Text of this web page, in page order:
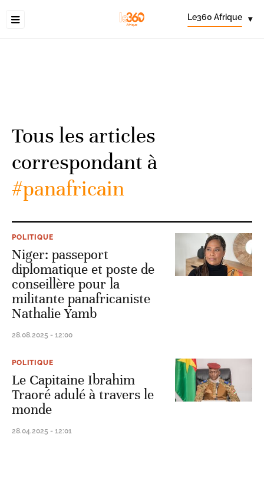
Le360 Afrique ▾
Tous les articles
correspondant à
#panafricain
POLITIQUE
Niger: passeport
diplomatique et poste de
conseillère pour la
militante panafricaniste
Nathalie Yamb
28.08.2025 - 12:00
POLITIQUE
Le Capitaine Ibrahim
Traoré adulé à travers le
monde
28.04.2025 - 12:01